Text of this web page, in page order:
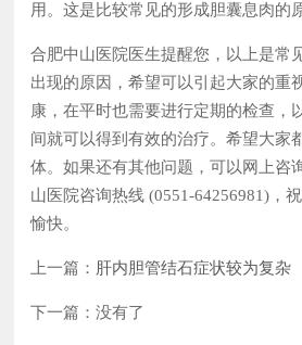
用。这是比较常见的形成胆囊息肉的
合肥中山医院医生提醒您，以上是常
出现的原因，希望可以引起大家的重
康，在平时也需要进行定期的检查，
间就可以得到有效的治疗。希望大家
体。如果还有其他问题，可以网上咨
山医院咨询热线 (0551-64256981)，
愉快。
上一篇： 肝内胆管结石症状较为复杂
下一篇：没有了